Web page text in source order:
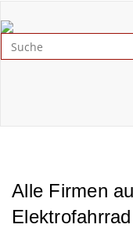
Alle Firmen
Elektrofahrrad